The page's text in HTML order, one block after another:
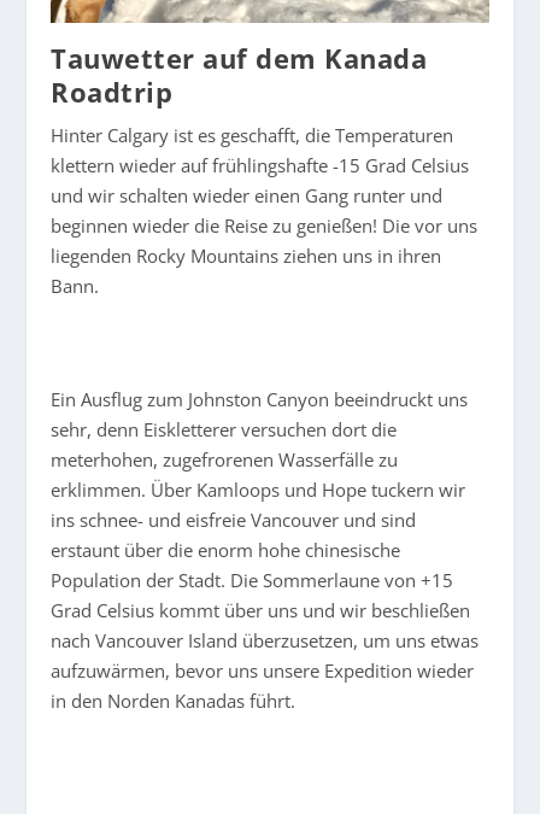
Tauwetter auf dem Kanada
Roadtrip
Hinter Calgary ist es geschafft, die Temperaturen
klettern wieder auf frühlingshafte -15 Grad Celsius
und wir schalten wieder einen Gang runter und
beginnen wieder die Reise zu genießen! Die vor uns
liegenden Rocky Mountains ziehen uns in ihren
Bann.
Ein Ausflug zum Johnston Canyon beeindruckt uns
sehr, denn Eiskletterer versuchen dort die
meterhohen, zugefrorenen Wasserfälle zu
erklimmen. Über Kamloops und Hope tuckern wir
ins schnee- und eisfreie Vancouver und sind
erstaunt über die enorm hohe chinesische
Population der Stadt. Die Sommerlaune von +15
Grad Celsius kommt über uns und wir beschließen
nach Vancouver Island überzusetzen, um uns etwas
aufzuwärmen, bevor uns unsere Expedition wieder
in den Norden Kanadas führt.